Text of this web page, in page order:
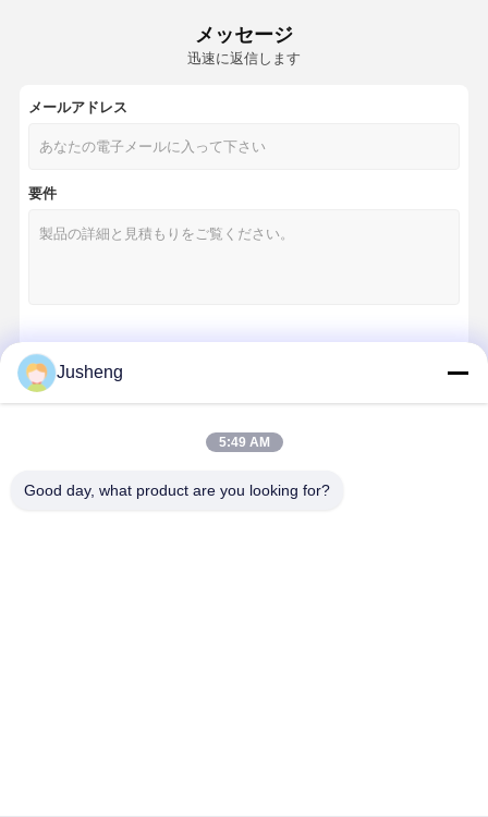
幼虫のエンジン部分
クボタ エンジン部品
カミンズエンジン部品
YANMAR エンジン部品
DOOSAN 掘削機 エンジン 部品
エンジンの連接棒
メッセージ
迅速に返信します
メールアドレス
要件
Jusheng
5:49 AM
Good day, what product are you looking for?